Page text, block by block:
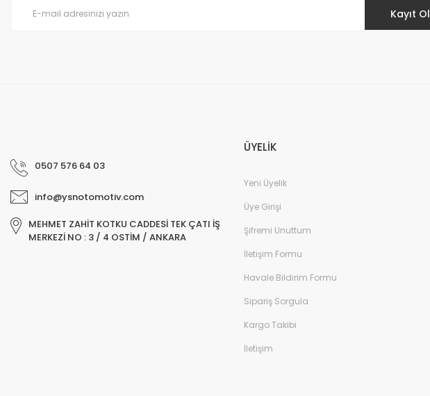
Kayıt Ol
0507 576 64 03
info@ysnotomotiv.com
MEHMET ZAHİT KOTKU CADDESİ TEK ÇATI İŞ
MERKEZİ NO : 3 / 4 OSTİM / ANKARA
ÜYELİK
Yeni Üyelik
Üye Girişi
Şifremi Unuttum
İletişim Formu
Havale Bildirim Formu
Sipariş Sorgula
Kargo Takibi
İletişim